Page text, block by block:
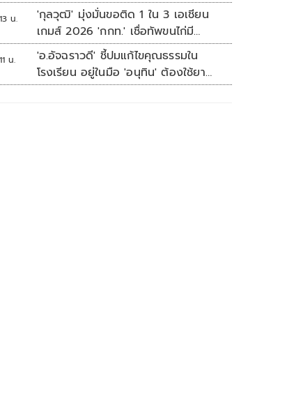
น.
'กุลวุฒิ' มุ่งมั่นขอติด 1 ใน 3 เอเชียน
เกมส์ 2026 'กกท.' เชื่อทัพขนไก่มี
เหรียญแน่
น.
'อ.อัจฉราวดี' ชี้ปมแก้ไขคุณธรรมใน
โรงเรียน อยู่ในมือ 'อนุทิน' ต้องใช้ยา
แรงกับ ก.ศึกษา เรื่องปืนแค่ปลายเหตุ